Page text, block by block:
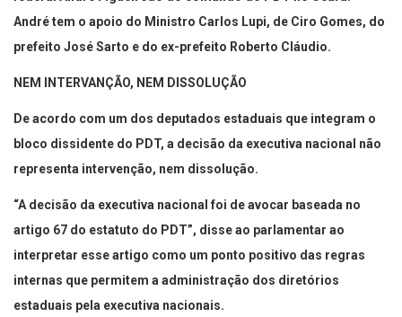
André tem o apoio do Ministro Carlos Lupi, de Ciro Gomes, do
prefeito José Sarto e do ex-prefeito Roberto Cláudio.
NEM INTERVANÇÃO, NEM DISSOLUÇÃO
De acordo com um dos deputados estaduais que integram o
bloco dissidente do PDT, a decisão da executiva nacional não
representa intervenção, nem dissolução.
“A decisão da executiva nacional foi de avocar baseada no
artigo 67 do estatuto do PDT”, disse ao parlamentar ao
interpretar esse artigo como um ponto positivo das regras
internas que permitem a administração dos diretórios
estaduais pela executiva nacionais.